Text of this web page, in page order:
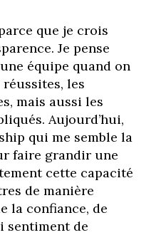
que je crois
Je pense
équipe quand on
les
mais aussi les
Aujourd’hui,
qui me semble la
faire grandir une
cette capacité
de manière
la confiance, de
sentiment de